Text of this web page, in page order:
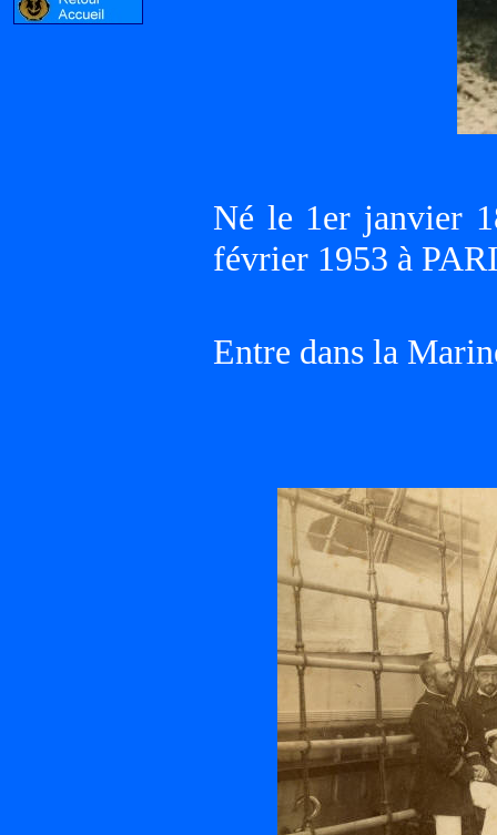
Né le 1er janvier
février 1953 à
Entre dans la